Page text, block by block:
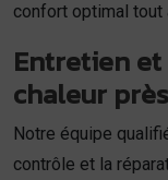
confort optimal tout
Entretien
chaleur
Notre équipe
contrôle et la